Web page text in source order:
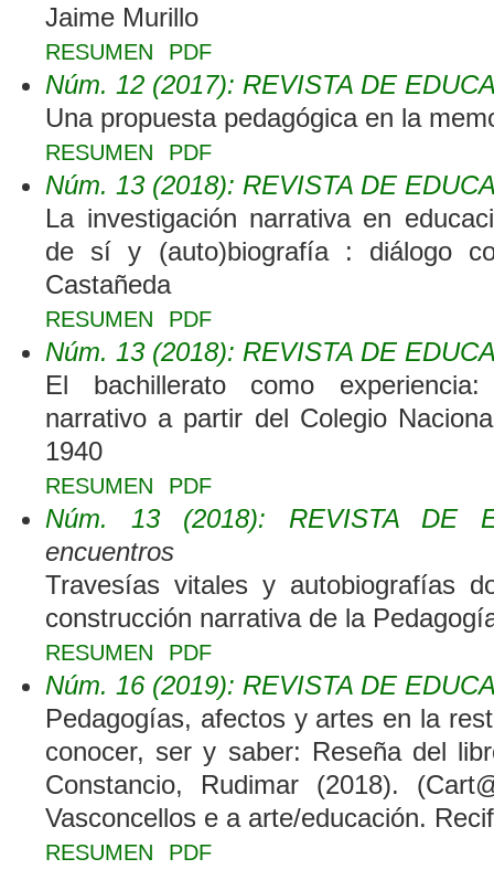
Jaime Murillo
RESUMEN PDF
Núm. 12 (2017): REVISTA DE
Una propuesta pedagógica en la
RESUMEN PDF
Núm. 13 (2018): REVISTA DE
La investigación narrativa en
de sí y (auto)biografía : diálogo
Castañeda
RESUMEN PDF
Núm. 13 (2018): REVISTA DE
El bachillerato como
narrativo a partir del Colegio
1940
RESUMEN PDF
Núm. 13 (2018): REVISTA DE
encuentros
Travesías vitales y autobiografías
construcción narrativa de la
RESUMEN PDF
Núm. 16 (2019): REVISTA DE
Pedagogías, afectos y artes en la
conocer, ser y saber: Reseña del
Constancio, Rudimar (2018).
Vasconcellos e a arte/educación.
RESUMEN PDF